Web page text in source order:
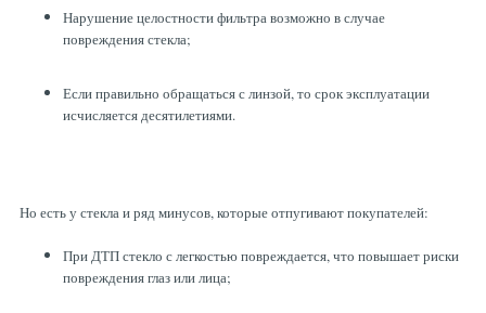
Нарушение целостности фильтра возможно в случае
повреждения стекла;
Если правильно обращаться с линзой, то срок эксплуатации
исчисляется десятилетиями.
Но есть у стекла и ряд минусов, которые отпугивают покупателей:
При ДТП стекло с легкостью повреждается, что повышает риски
повреждения глаз или лица;